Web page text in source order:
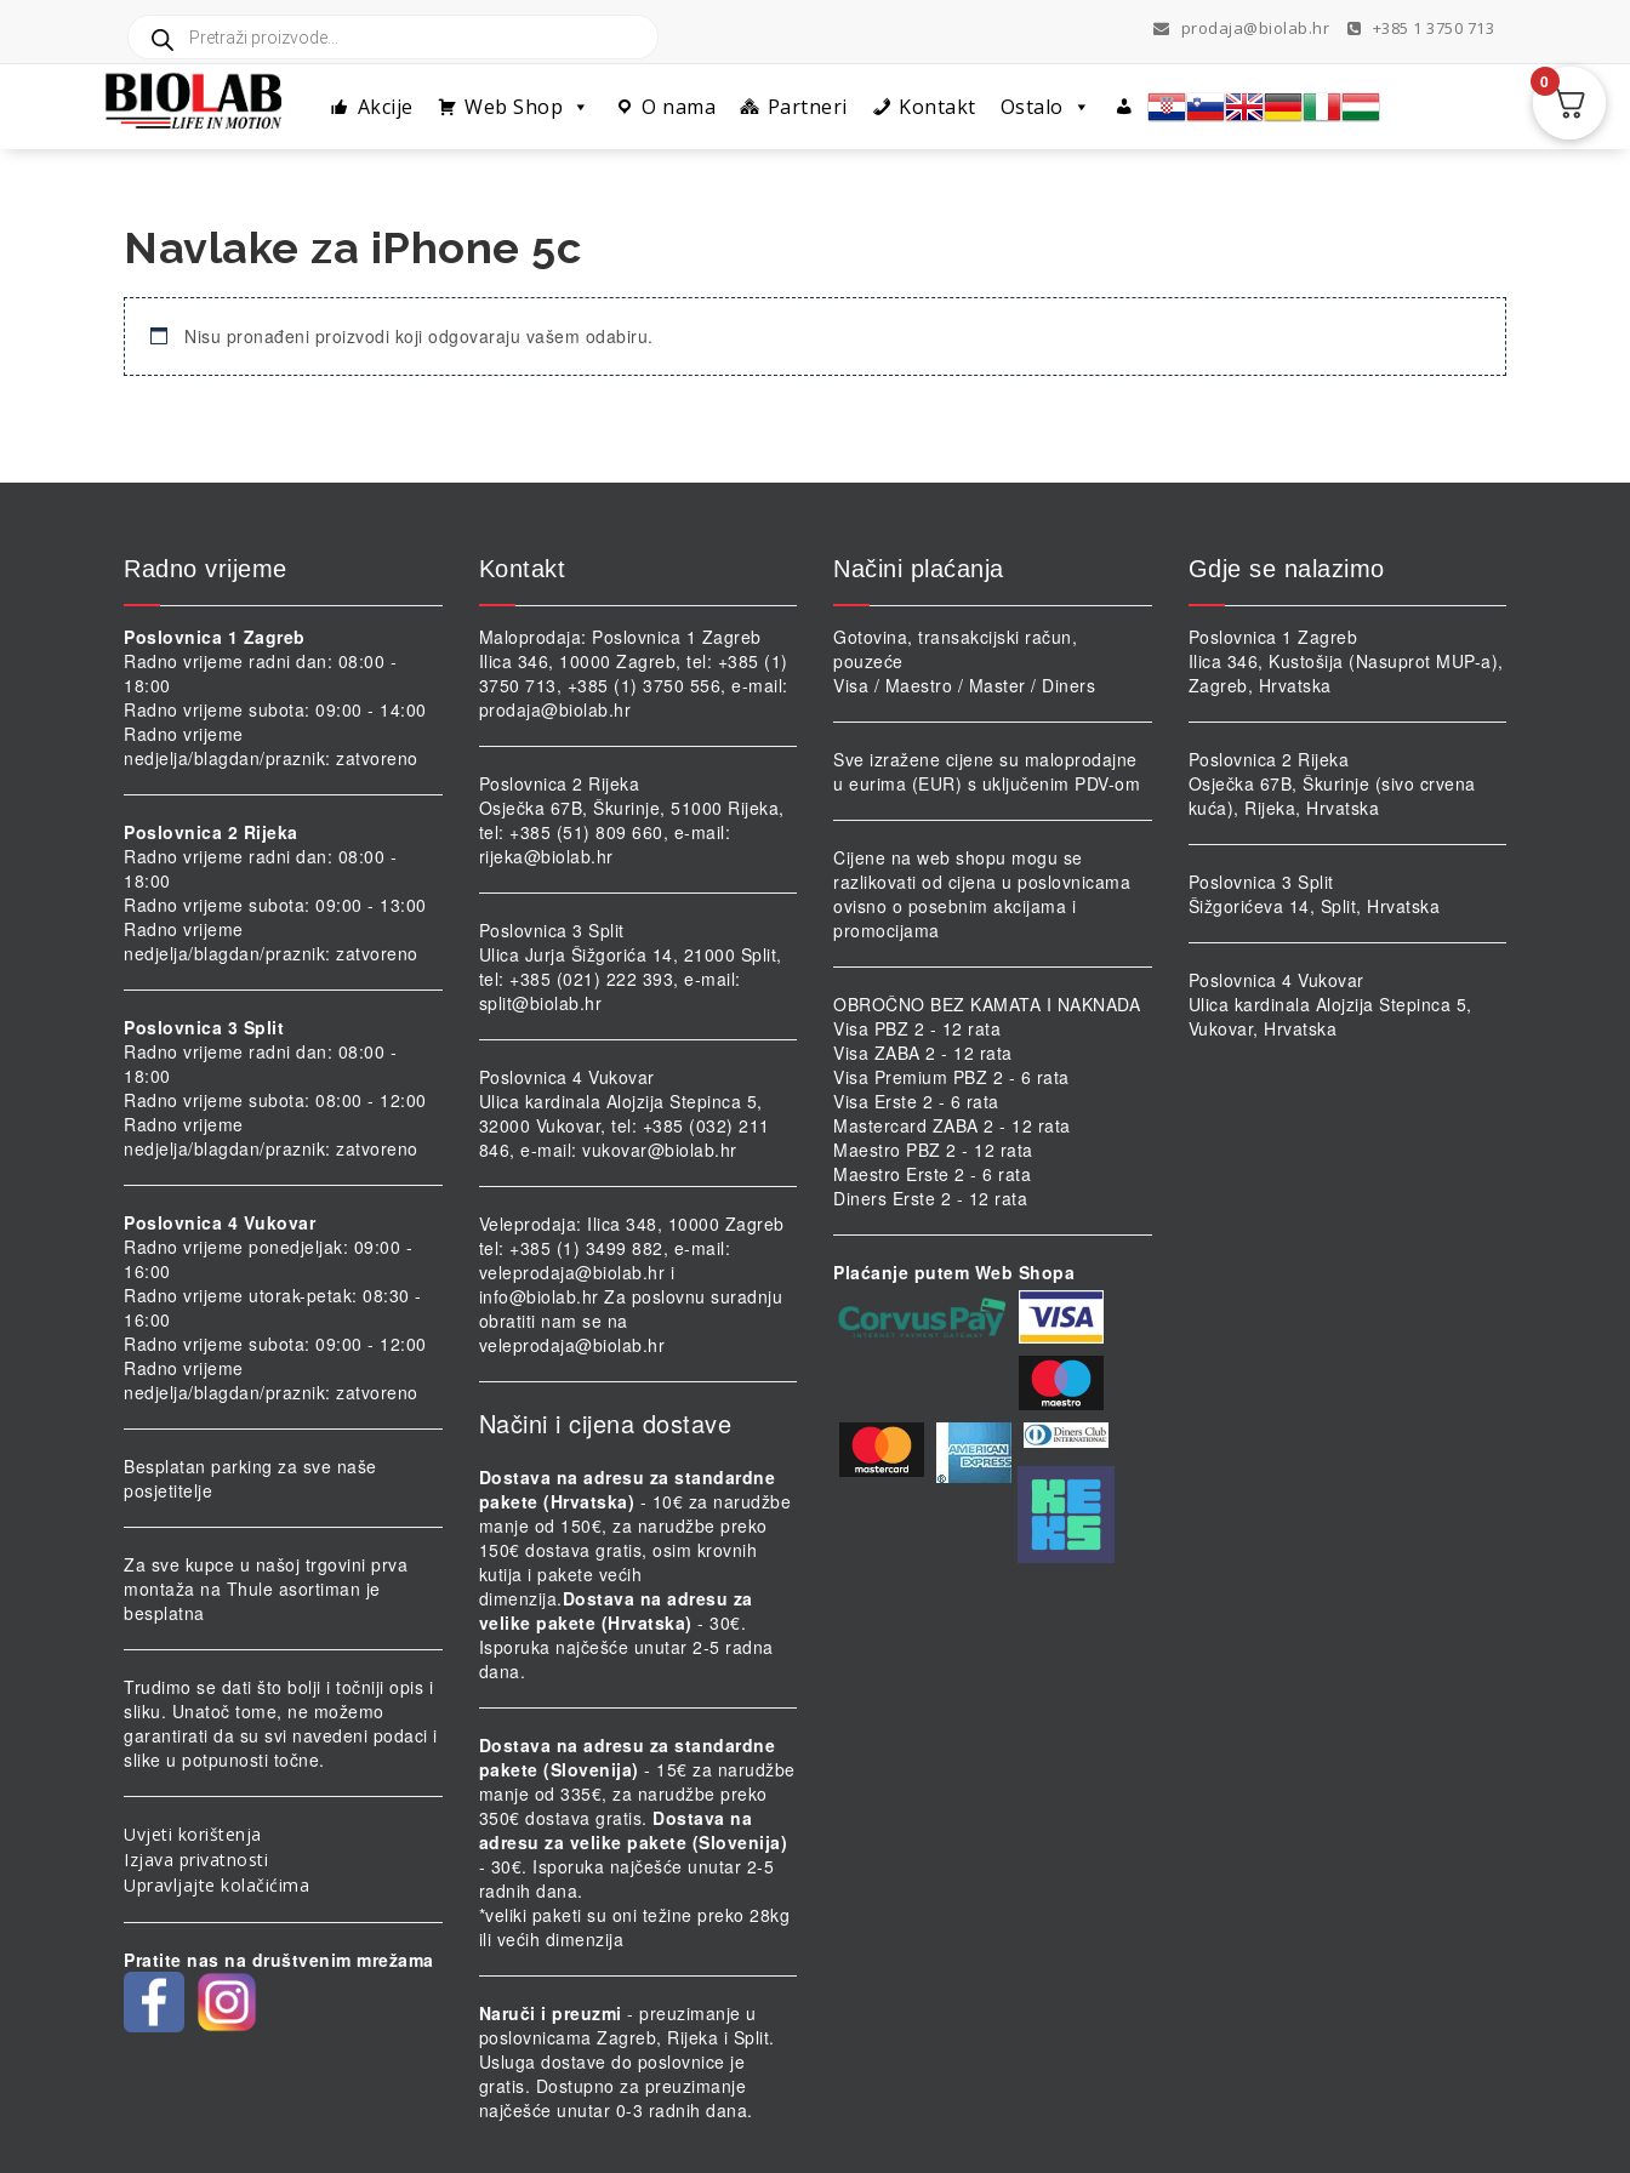
content
search
prodaja@biolab.hr +385 1 3750 713
Akcije Web Shop O nama Partneri Kontakt Ostalo
Navlake za iPhone 5c
Nisu pronađeni proizvodi koji odgovaraju vašem odabiru.
Radno vrijeme
Poslovnica 1 Zagreb
Radno vrijeme radni dan: 08:00 -
18:00
Radno vrijeme subota: 09:00 - 14:00
Radno vrijeme
nedjelja/blagdan/praznik: zatvoreno
Poslovnica 2 Rijeka
Radno vrijeme radni dan: 08:00 -
18:00
Radno vrijeme subota: 09:00 - 13:00
Radno vrijeme
nedjelja/blagdan/praznik: zatvoreno
Poslovnica 3 Split
Radno vrijeme radni dan: 08:00 -
18:00
Radno vrijeme subota: 08:00 - 12:00
Radno vrijeme
nedjelja/blagdan/praznik: zatvoreno
Poslovnica 4 Vukovar
Radno vrijeme ponedjeljak: 09:00 -
16:00
Radno vrijeme utorak-petak: 08:30 -
16:00
Radno vrijeme subota: 09:00 - 12:00
Radno vrijeme
nedjelja/blagdan/praznik: zatvoreno
Besplatan parking za sve naše
posjetitelje
Za sve kupce u našoj trgovini prva
montaža na Thule asortiman je
besplatna
Trudimo se dati što bolji i točniji opis i
sliku. Unatoč tome, ne možemo
garantirati da su svi navedeni podaci i
slike u potpunosti točne.
Uvjeti korištenja
Izjava privatnosti
Upravljajte kolačićima
Pratite nas na društvenim mrežama
Kontakt
Maloprodaja: Poslovnica 1 Zagreb
Ilica 346, 10000 Zagreb, tel: +385 (1)
3750 713, +385 (1) 3750 556, e-mail:
prodaja@biolab.hr
Poslovnica 2 Rijeka
Osječka 67B, Škurinje, 51000 Rijeka,
tel: +385 (51) 809 660, e-mail:
rijeka@biolab.hr
Poslovnica 3 Split
Ulica Jurja Šižgorića 14, 21000 Split,
tel: +385 (021) 222 393, e-mail:
split@biolab.hr
Poslovnica 4 Vukovar
Ulica kardinala Alojzija Stepinca 5,
32000 Vukovar, tel: +385 (032) 211
846, e-mail: vukovar@biolab.hr
Veleprodaja: Ilica 348, 10000 Zagreb
tel: +385 (1) 3499 882, e-mail:
veleprodaja@biolab.hr i
info@biolab.hr Za poslovnu suradnju
obratiti nam se na
veleprodaja@biolab.hr
Načini i cijena dostave
Dostava na adresu za standardne
pakete (Hrvatska) - 10€ za narudžbe
manje od 150€, za narudžbe preko
150€ dostava gratis, osim krovnih
kutija i pakete većih
dimenzija.Dostava na adresu za
velike pakete (Hrvatska) - 30€.
Isporuka najčešće unutar 2-5 radna
dana.
Dostava na adresu za standardne
pakete (Slovenija) - 15€ za narudžbe
manje od 335€, za narudžbe preko
350€ dostava gratis. Dostava na
adresu za velike pakete (Slovenija)
- 30€. Isporuka najčešće unutar 2-5
radnih dana.
*veliki paketi su oni težine preko 28kg
ili većih dimenzija
Naruči i preuzmi - preuzimanje u
poslovnicama Zagreb, Rijeka i Split.
Usluga dostave do poslovnice je
gratis. Dostupno za preuzimanje
najčešće unutar 0-3 radnih dana.
Načini plaćanja
Gotovina, transakcijski račun,
pouzeće
Visa / Maestro / Master / Diners
Sve izražene cijene su maloprodajne
u eurima (EUR) s uključenim PDV-om
Cijene na web shopu mogu se
razlikovati od cijena u poslovnicama
ovisno o posebnim akcijama i
promocijama
OBROČNO BEZ KAMATA I NAKNADA
Visa PBZ 2 - 12 rata
Visa ZABA 2 - 12 rata
Visa Premium PBZ 2 - 6 rata
Visa Erste 2 - 6 rata
Mastercard ZABA 2 - 12 rata
Maestro PBZ 2 - 12 rata
Maestro Erste 2 - 6 rata
Diners Erste 2 - 12 rata
Plaćanje putem Web Shopa
Gdje se nalazimo
Poslovnica 1 Zagreb
Ilica 346, Kustošija (Nasuprot MUP-a),
Zagreb, Hrvatska
Poslovnica 2 Rijeka
Osječka 67B, Škurinje (sivo crvena
kuća), Rijeka, Hrvatska
Poslovnica 3 Split
Šižgorićeva 14, Split, Hrvatska
Poslovnica 4 Vukovar
Ulica kardinala Alojzija Stepinca 5,
Vukovar, Hrvatska
0